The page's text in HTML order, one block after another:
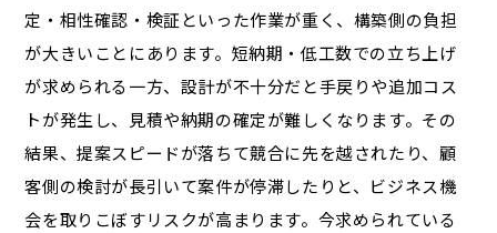
定・相性確認・検証といった作業が重く、構築側の負担
が大きいことにあります。短納期・低工数での立ち上げ
が求められる一方、設計が不十分だと手戻りや追加コス
トが発生し、見積や納期の確定が難しくなります。その
結果、提案スピードが落ちて競合に先を越されたり、顧
客側の検討が長引いて案件が停滞したりと、ビジネス機
会を取りこぼすリスクが高まります。今求められている